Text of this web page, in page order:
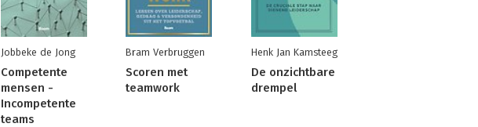
Jobbeke de Jong
Competente
mensen -
Incompetente
teams
Bram Verbruggen
Scoren met
teamwork
Henk Jan Kamsteeg
De onzichtbare
drempel